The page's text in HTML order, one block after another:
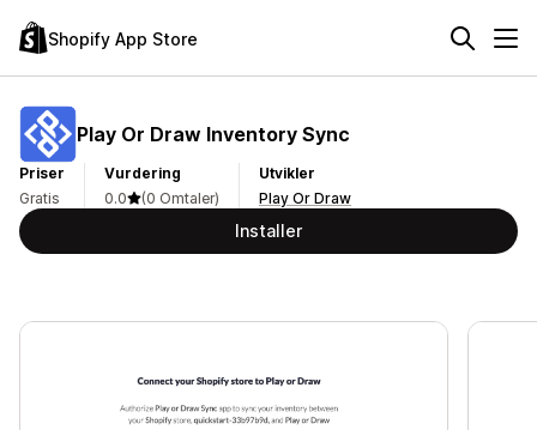
Shopify App Store
Play Or Draw Inventory Sync
Priser
Gratis
Vurdering
0.0
(0 Omtaler)
Utvikler
Play Or Draw
Installer